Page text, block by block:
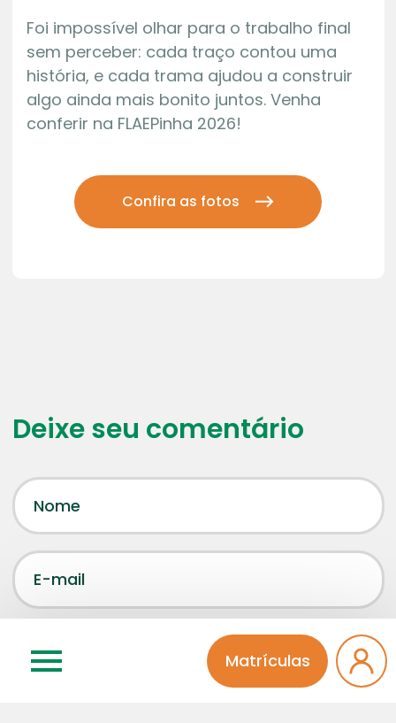
Matrículas
Foi impossível olhar para o trabalho final
sem perceber: cada traço contou uma
história, e cada trama ajudou a construir
algo ainda mais bonito juntos. Venha
conferir na FLAEPinha 2026!
Confira as fotos
Deixe seu comentário